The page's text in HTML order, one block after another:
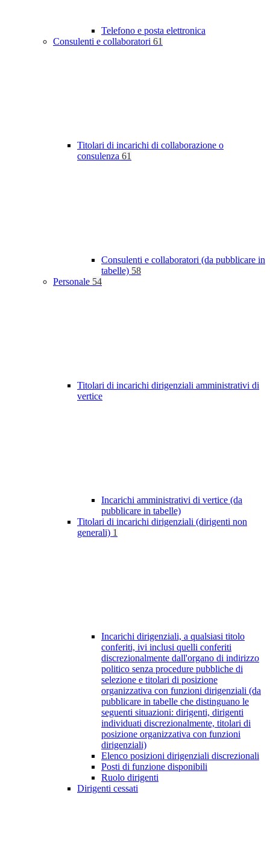
Telefono e posta elettronica
Consulenti e collaboratori 61
Titolari di incarichi di collaborazione o
consulenza 61
Consulenti e collaboratori (da pubblicare in
tabelle) 58
Personale 54
Titolari di incarichi dirigenziali amministrativi di
vertice
Incarichi amministrativi di vertice (da
pubblicare in tabelle)
Titolari di incarichi dirigenziali (dirigenti non
generali) 1
Incarichi dirigenziali, a qualsiasi titolo
conferiti, ivi inclusi quelli conferiti
discrezionalmente dall'organo di indirizzo
politico senza procedure pubbliche di
selezione e titolari di posizione
organizzativa con funzioni dirigenziali (da
pubblicare in tabelle che distinguano le
seguenti situazioni: dirigenti, dirigenti
individuati discrezionalmente, titolari di
posizione organizzativa con funzioni
dirigenziali)
Elenco posizioni dirigenziali discrezionali
Posti di funzione disponibili
Ruolo dirigenti
Dirigenti cessati